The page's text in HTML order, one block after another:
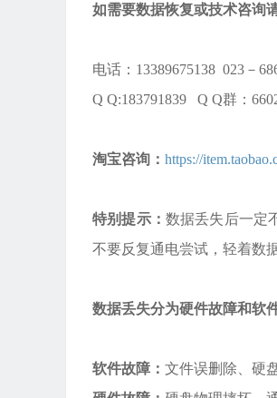
如需要数据恢复或技术咨询
电话：13389675138 023－
Q Q:183791839 Q Q群：
淘宝咨询： https://
特别提示： 数据丢失后一定
不要反复通电尝试，轻着数
数据丢失分为硬件故障和软
软件故障： 文件误删除、硬